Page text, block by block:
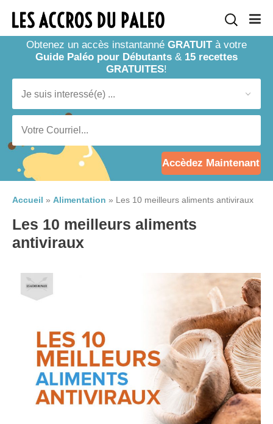
Obtenez un accès instantanné GRATUITà votre
Guide Paléo pour Débutants & 15 recettes
GRATUITES!
Accèdez Maintenant
Accueil » Alimentation » Les 10 meilleurs aliments antiviraux
Les 10 meilleurs aliments
antiviraux